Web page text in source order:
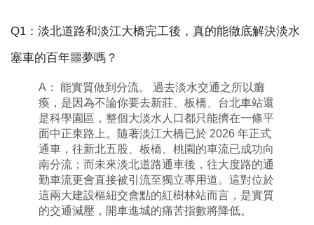
Q1：淡北道路和淡江大橋完工後，真的能徹底解決淡水
塞車的百年噩夢嗎？
A： 能實質做到分流。 過去淡水交通之所以癱
瘓，是因為不論你要去新莊、板橋、台北車站還
是科學園區，整個大淡水人口都只能擠在一條平
面中正東路上。隨著淡江大橋已於 2026 年正式
通車，往新北五股、板橋、桃園的車流已成功向
南分流；而未來淡北道路通車後，往大度路的通
勤車流更會直接被引流至獨立專用道。這對位於
這兩大建設樞紐交會點的紅樹林站而言，是實質
的交通減壓，開車進城的痛苦指數將降低。